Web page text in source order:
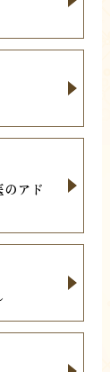
アド